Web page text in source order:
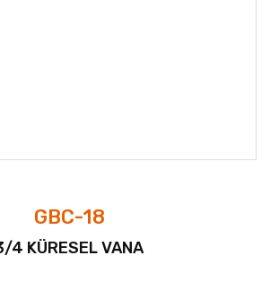
GBC-18
4 KÜRESEL VANA